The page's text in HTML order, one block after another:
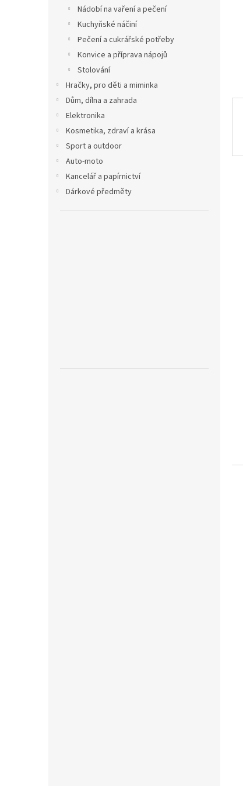
Nádobí na vaření a pečení
Kuchyňské náčiní
Pečení a cukrářské potřeby
Konvice a příprava nápojů
Stolování
Hračky, pro děti a miminka
Dům, dílna a zahrada
Elektronika
Kosmetika, zdraví a krása
Sport a outdoor
Auto-moto
Kancelář a papírnictví
Dárkové předměty